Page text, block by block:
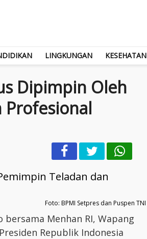
LINGKUNGAN KESEHATAN
Dipimpin Oleh
Profesional
Foto: BPMI Setpres dan Puspen TNI
bersama Menhan RI, Wapang
Republik Indonesia